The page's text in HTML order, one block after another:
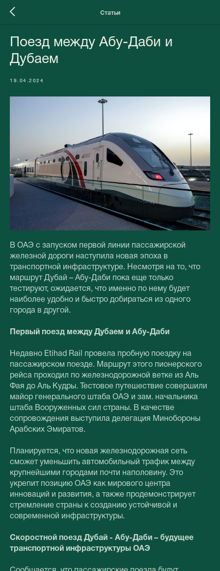
Статьи
Поезд между Абу-Даби и
Дубаем
19.04.2024
В ОАЭ с запуском первой линии пассажирской
железной дороги наступила новая эпоха в
транспортной инфраструктуре. Несмотря на то, что
маршрут Дубай – Абу-Даби пока еще только
тестируют, ожидается, что именно по нему будет
наиболее удобно и быстро добираться из одного
города в другой.
Первый поезд между Дубаем и Абу-Даби
Недавно Etihad Rail провела пробную поездку на
пассажирском поезде. Маршрут этого пионерского
рейса проходил по железнодорожной ветке из Аль
Фая до Аль Кудры. Тестовое путешествие совершили
майор генерального штаба ОАЭ и зам. начальника
штаба Вооруженных сил страны. В качестве
сопровождения выступила делегация Минобороны
Арабских Эмиратов.
Планируется, что новая железнодорожная сеть
сможет уменьшить автомобильный трафик между
крупнейшими городами почти наполовину. Это
укрепит позицию ОАЭ как мирового центра
инноваций и развития, а также продемонстрирует
стремление страны к созданию устойчивой и
современной инфраструктуры.
Скоростной поезд Дубай - Абу-Даби – будущее
транспортной инфраструктуры ОАЭ